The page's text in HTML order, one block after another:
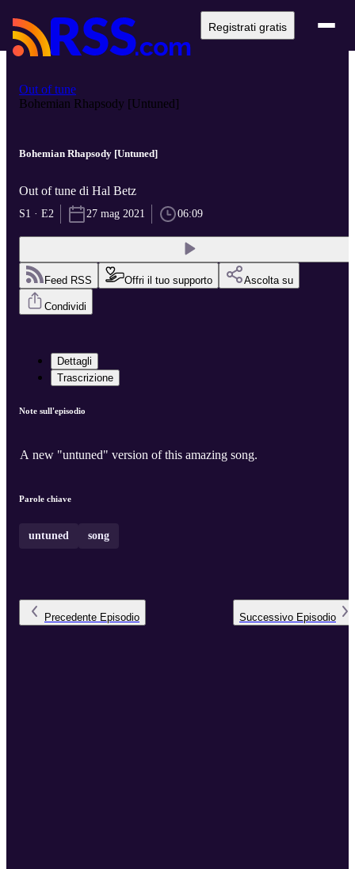
Registrati gratis
Out of tune
Bohemian Rhapsody [Untuned]
Bohemian Rhapsody [Untuned]
Out of tune di Hal Betz
S1 · E2 27 mag 2021 06:09
Feed RSS Offri il tuo supporto Ascolta su
Condividi
Dettagli
Trascrizione
Note sull'episodio
A new "untuned" version of this amazing song.
Parole chiave
untuned song
Precedente Episodio Successivo Episodio